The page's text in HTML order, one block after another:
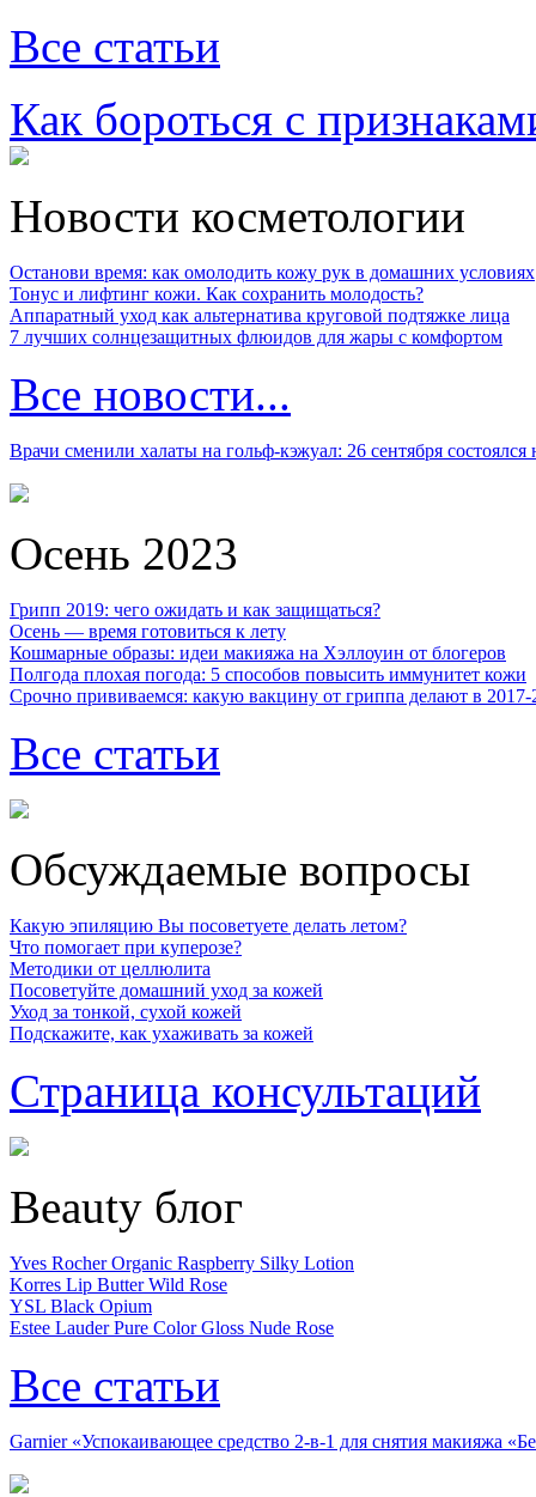
Все статьи
Как бороться с
Новости косметологии
Останови время: как омолодить кожу рук в домашних условиях
Тонус и лифтинг кожи. Как сохранить молодость?
Аппаратный уход как альтернатива круговой подтяжке лица
7 лучших солнцезащитных флюидов для жары с комфортом
Все новости...
Врачи сменили халаты на гольф-кэжуал: 26 сентября
Осень 2023
Грипп 2019: чего ожидать и как защищаться?
Осень — время готовиться к лету
Кошмарные образы: идеи макияжа на Хэллоуин от блогеров
Полгода плохая погода: 5 способов повысить иммунитет кожи
Срочно прививаемся: какую вакцину от гриппа делают в 2017-
Все статьи
Обсуждаемые вопросы
Какую эпиляцию Вы посоветуете делать летом?
Что помогает при куперозе?
Методики от целлюлита
Посоветуйте домашний уход за кожей
Уход за тонкой, сухой кожей
Подскажите, как ухаживать за кожей
Страница консультаций
Beauty блог
Yves Rocher Organic Raspberry Silky Lotion
Korres Lip Butter Wild Rose
YSL Black Opium
Estee Lauder Pure Color Gloss Nude Rose
Все статьи
Garnier «Успокаивающее средство 2-в-1 для снятия макияжа